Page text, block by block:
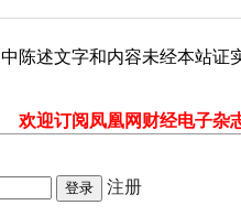
陈述文字和内容未经本站
欢迎订阅凤凰网财经电子杂
注册